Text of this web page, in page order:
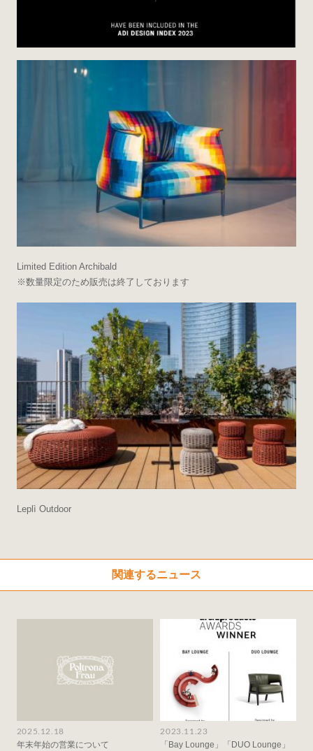
Limited Edition Archibald
※数量限定のため販売は終了しております
Leplì Outdoor
関連するニュース
2025.12.18
年末年始の営業について
2023.11.23
「Bay Lounge」「DUO Lounge」